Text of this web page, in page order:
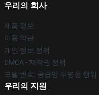
우리의 회사
제품 정보
이용 약관
개인 정보 정책
DMCA - 저작권 정책
모델 번호: 공급망 투명성 행위
우리의 지원